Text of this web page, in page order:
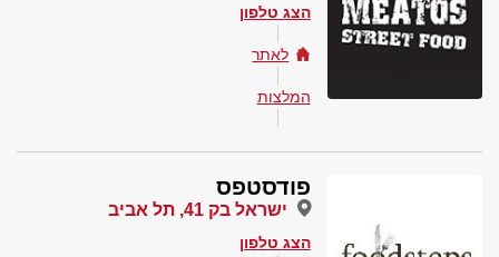
הצג טלפון
לאתר
המלצות
פודסטפס
ישראל בק 41, תל אביב
הצג טלפון